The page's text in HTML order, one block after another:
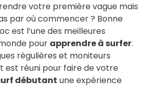
votre première vague mais
par où commencer ? Bonne
est l’une des meilleures
pour apprendre à surfer.
régulières et moniteurs
est réuni pour faire de votre
débutant une expérience